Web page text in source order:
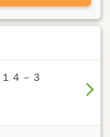
として、一母と
いけるようお客
たの理想のマイ
４－３